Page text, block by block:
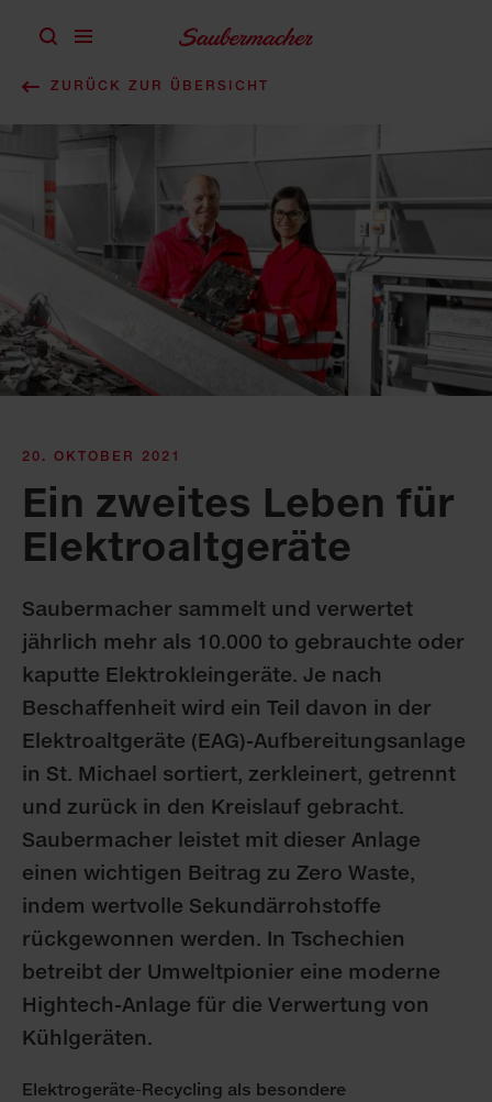
ZURÜCK ZUR ÜBERSICHT
20. OKTOBER 2021
Ein zweites Leben für
Elektroaltgeräte
Saubermacher sammelt und verwertet
jährlich mehr als 10.000 to gebrauchte oder
kaputte Elektrokleingeräte. Je nach
Beschaffenheit wird ein Teil davon in der
Elektroaltgeräte (EAG)-Aufbereitungsanlage
in St. Michael sortiert, zerkleinert, getrennt
und zurück in den Kreislauf gebracht.
Saubermacher leistet mit dieser Anlage
einen wichtigen Beitrag zu Zero Waste,
indem wertvolle Sekundärrohstoffe
rückgewonnen werden. In Tschechien
betreibt der Umweltpionier eine moderne
Hightech-Anlage für die Verwertung von
Kühlgeräten.
Elektrogeräte-Recycling als besondere